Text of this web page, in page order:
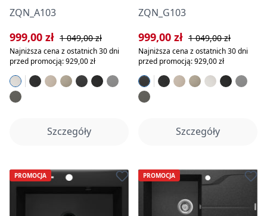
ZQN_A103
Cena sprzedaży:
999,00 zł Cena regularna:
1 049,00 zł
Najniższa cena z ostatnich 30 dni
przed promocją: 929,00 zł
Szczegóły
ZQN_G103
Cena sprzedaży:
999,00 zł Cena regularna:
1 049,00 zł
Najniższa cena z ostatnich 30 dni
przed promocją: 929,00 zł
Szczegóły
PROMOCJA PROMOCJA